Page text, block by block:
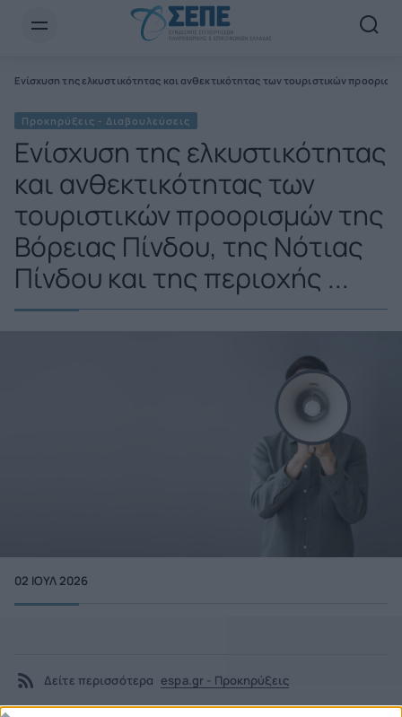
Ενίσχυση της ελκυστικότητας και ανθεκτικότητας των τουριστικών
Προκηρύξεις - Διαβουλεύσεις
Ενίσχυση της ελκυστικότητας
και ανθεκτικότητας των
τουριστικών προορισμών της
Βόρειας Πίνδου, της Νότιας
Πίνδου και της περιοχής ...
02 ΙΟΥΛ 2026
Δείτε περισσότερα espa.gr - Προκηρύξεις
Newsletter Email*